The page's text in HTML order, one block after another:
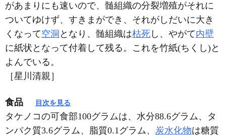
があまりにも速いので、髄組織の分裂増殖がそれに
ついてゆけず、すきまができ、それがしだいに大き
くなって空洞 となり、髄組織は枯死 し、やがて内壁
に紙状となって付着して残る。これを竹紙(ちくし)と
よんでいる。
［星川清親］
食品 目次を見る
タケノコの可食部100グラムは、水分88.6グラム、タ
ンパク質3.6グラム、脂質0.1グラム、 炭水化物は糖質